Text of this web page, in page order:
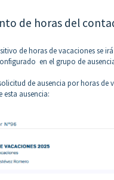
de horas del
de horas de vacaciones se
en el grupo de
de ausencia por horas
esta ausencia: